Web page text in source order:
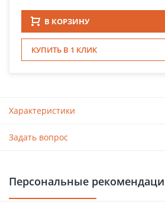
В КОРЗИНУ
КУПИТЬ В 1 КЛИК
Характеристики
Задать вопрос
Персональные